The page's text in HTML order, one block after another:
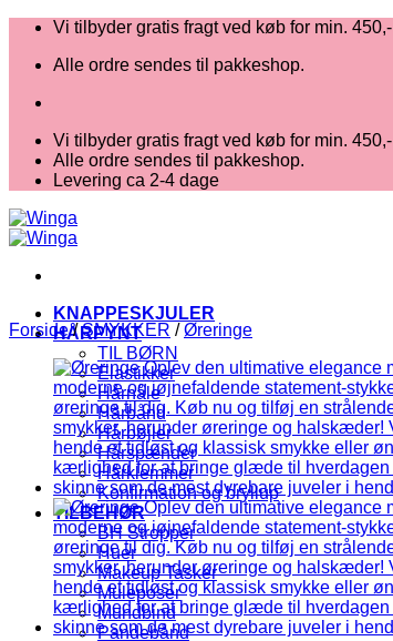
Fortsæt
indhold
Vi tilbyder gratis fragt ved køb for min. 450,-
Alle ordre sendes til pakkeshop.
Vi tilbyder gratis fragt ved køb for min. 450,-
Alle ordre sendes til pakkeshop.
Levering ca 2-4 dage
KNAPPESKJULER
HÅRPYNT
TIL BØRN
Elastikker
Hårnåle
Hårbånd
Hårbøjler
Hårspænder
Hårklemmer
Konfirmation og bryllup
TILBEHØR
BH Stropper
Huer
Makeup Tasker
Muleposer
Mundbind
Pandebånd
Forside / SMYKKER / Øreringe